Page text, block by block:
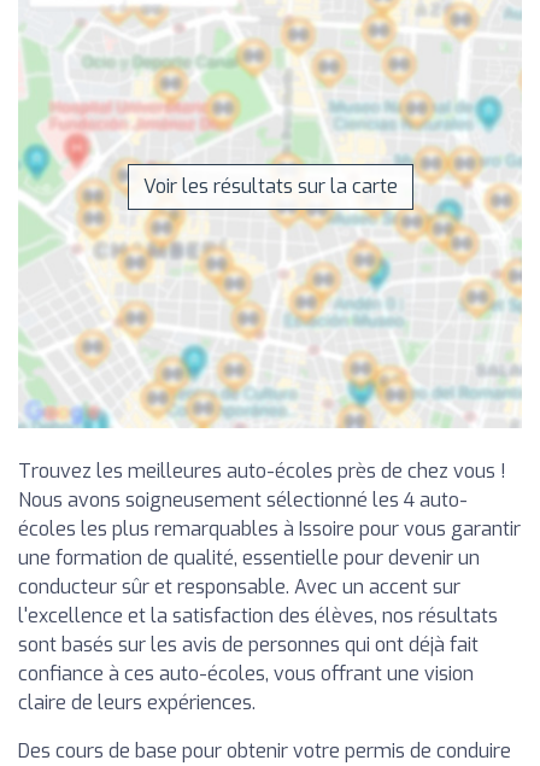
Voir les résultats sur la carte
Trouvez les meilleures auto-écoles près de chez vous !
Nous avons soigneusement sélectionné les 4 auto-
écoles les plus remarquables à Issoire pour vous garantir
une formation de qualité, essentielle pour devenir un
conducteur sûr et responsable. Avec un accent sur
l'excellence et la satisfaction des élèves, nos résultats
sont basés sur les avis de personnes qui ont déjà fait
confiance à ces auto-écoles, vous offrant une vision
claire de leurs expériences.
Des cours de base pour obtenir votre permis de conduire